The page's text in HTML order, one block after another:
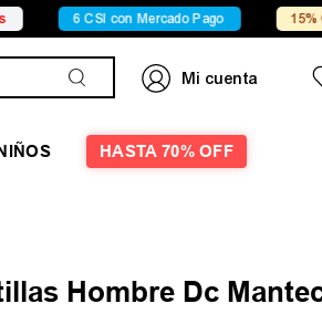
6 CSI con Mercado Pago 15% OFF X
HASTA 70% OFF
Hombre Dc